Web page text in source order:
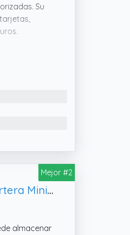
Su
8 tarjetas,
elegancia
Mejor #2
RE® Tarjetero para Hombre con Capacidad de 6 a 8 Tarjetas | Tarjetero Metálico RFID | Cartera Minimalista de Aluminio | Portatarjetas Compacto y Seguro
almacenar